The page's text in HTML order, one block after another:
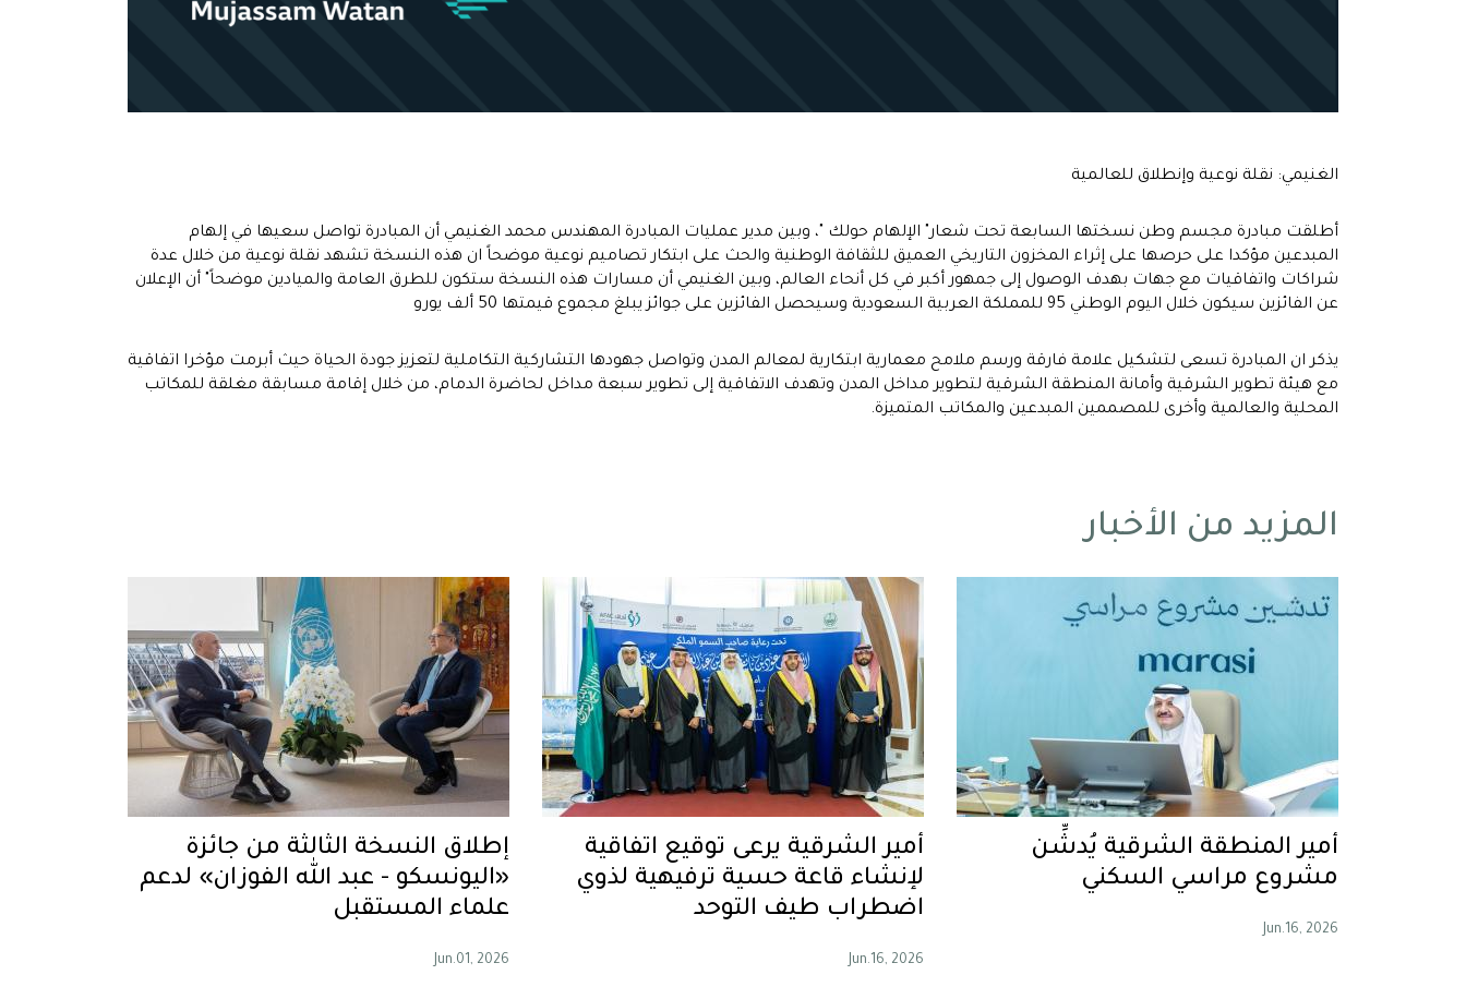
الغنيمي: نقلة نوعية وإنطلاق للعالمية
أطلقت مبادرة مجسم وطن نسختها السابعة تحت شعار" الإلهام حولك "، وبين مدير عمليات المبادرة المهندس محمد الغنيمي أن المبادرة تواصل سعيها في إلهام
المبدعين مؤكدا على حرصها على إثراء المخزون التاريخي العميق للثقافة الوطنية والحث على ابتكار تصاميم نوعية موضحاً ان هذه النسخة تشهد نقلة نوعية من خلال عدة
شراكات واتفاقيات مع جهات بهدف الوصول إلى جمهور أكبر في كل أنحاء العالم، وبين الغنيمي أن مسارات هذه النسخة ستكون للطرق العامة والميادين موضحاً" أن الإعلان
عن الفائزين سيكون خلال اليوم الوطني 95 للمملكة العربية السعودية وسيحصل الفائزين على جوائز يبلغ مجموع قيمتها 50 ألف يورو
يذكر ان المبادرة تسعى لتشكيل علامة فارقة ورسم ملامح معمارية ابتكارية لمعالم المدن وتواصل جهودها التشاركية التكاملية لتعزيز جودة الحياة حيث أبرمت مؤخرا اتفاقية
مع هيئة تطوير الشرقية وأمانة المنطقة الشرقية لتطوير مداخل المدن وتهدف الاتفاقية إلى تطوير سبعة مداخل لحاضرة الدمام، من خلال إقامة مسابقة مغلقة للمكاتب
المحلية والعالمية وأخرى للمصممين المبدعين والمكاتب المتميزة.
المزيد من الأخبار
أمير المنطقة الشرقية يُدشِّن
مشروع مراسي السكني
Jun.16, 2026
أمير الشرقية يرعى توقيع اتفاقية
لإنشاء قاعة حسية ترفيهية لذوي
اضطراب طيف التوحد
Jun.16, 2026
إطلاق النسخة الثالثة من جائزة
«اليونسكو - عبد الله الفوزان» لدعم
علماء المستقبل
Jun.01, 2026